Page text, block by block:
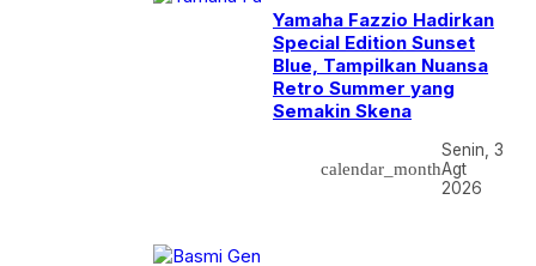
Yamaha Fazzio Hadirkan
Special Edition Sunset
Blue, Tampilkan Nuansa
Retro Summer yang
Semakin Skena
calendar_month
Senin, 3
Agt
2026